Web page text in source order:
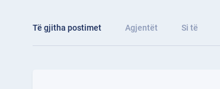
Të gjitha postimet Agjentët Si të